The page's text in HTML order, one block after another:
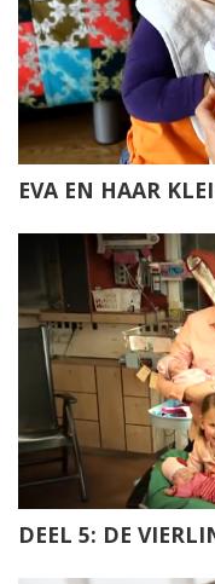
EVA EN HAAR
DEEL 5: DE